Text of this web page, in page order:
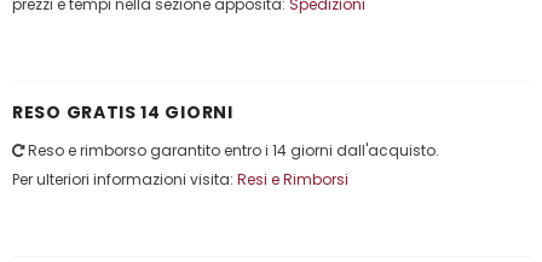
prezzi e tempi nella sezione apposita: Spedizioni
RESO GRATIS 14 GIORNI
Reso e rimborso garantito entro i 14 giorni dall'acquisto.
Per ulteriori informazioni visita: Resi e Rimborsi